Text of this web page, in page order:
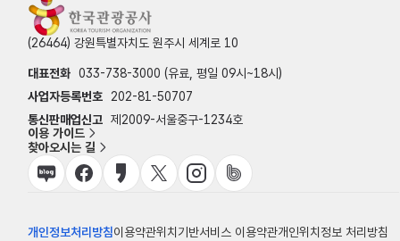
(26464) 강원특별자치도 원주시 세계로 10
대표전화 033-738-3000 (유료, 평일 09시~18시)
사업자등록번호
202-81-50707
통신판매업신고 제2009-서울중구-1234호
이용 가이드
찾아오시는 길
개인정보처리방침이용약관위치기반서비스 이용약관개인위치정보 처리방침